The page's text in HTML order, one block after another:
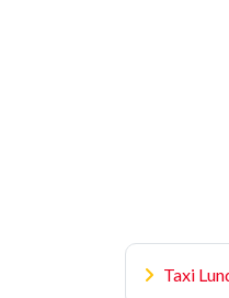
Taxi